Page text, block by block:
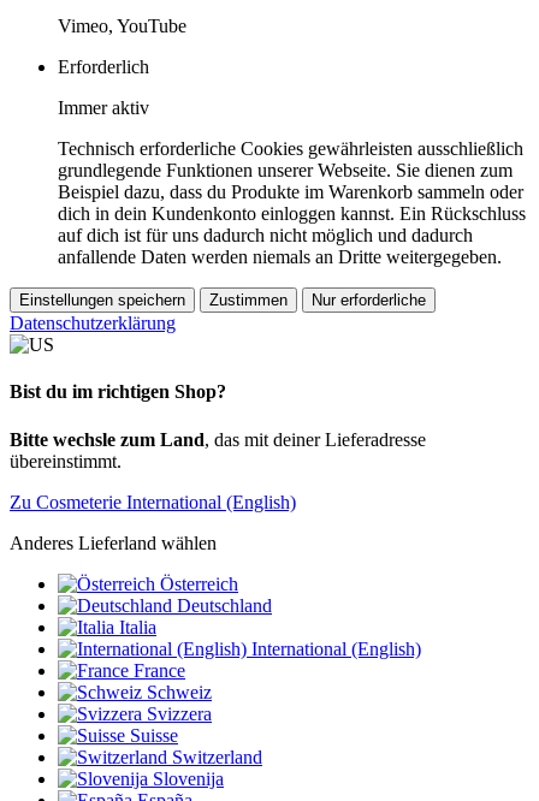
Vimeo, YouTube
Erforderlich
Immer aktiv
Technisch erforderliche Cookies gewährleisten ausschließlich
grundlegende Funktionen unserer Webseite. Sie dienen zum
Beispiel dazu, dass du Produkte im Warenkorb sammeln oder
dich in dein Kundenkonto einloggen kannst. Ein Rückschluss
auf dich ist für uns dadurch nicht möglich und dadurch
anfallende Daten werden niemals an Dritte weitergegeben.
Einstellungen speichern Zustimmen Nur erforderliche
Datenschutzerklärung
Bist du im richtigen Shop?
Bitte wechsle zum Land, das mit deiner Lieferadresse
übereinstimmt.
Zu Cosmeterie International (English)
Anderes Lieferland wählen
Österreich
Deutschland
Italia
International (English)
France
Schweiz
Svizzera
Suisse
Switzerland
Slovenija